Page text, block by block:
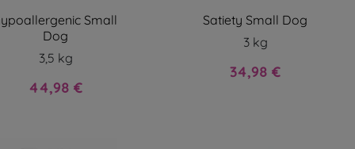
Small
Dog
3,5 kg
Prix
44,98 €
Satiety Small Dog
3 kg
Prix
34,98 €